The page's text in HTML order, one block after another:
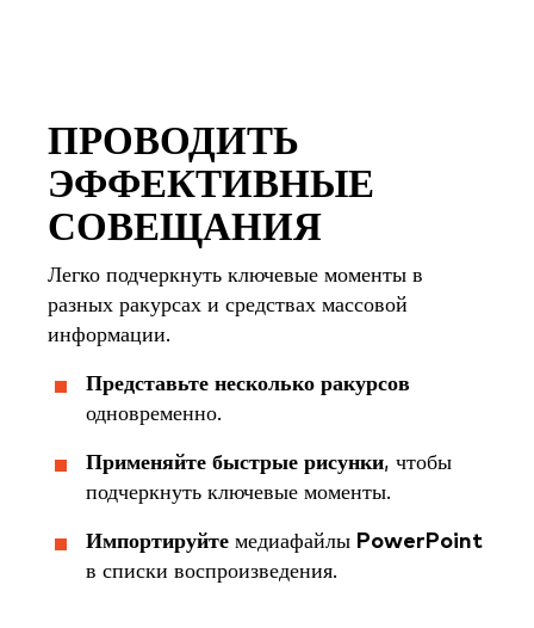
ПРОВОДИТЬ
ЭФФЕКТИВНЫЕ
СОВЕЩАНИЯ
Легко подчеркнуть ключевые моменты в
разных ракурсах и средствах массовой
информации.
Представьте несколько ракурсов
одновременно.
Применяйте быстрые рисунки, чтобы
подчеркнуть ключевые моменты.
Импортируйте медиафайлы PowerPoint
в списки воспроизведения.